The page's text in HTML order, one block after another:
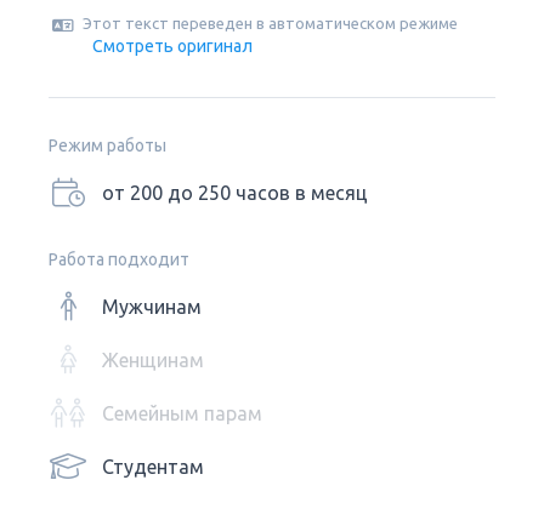
Этот текст переведен в автоматическом режиме
Смотреть оригинал
Режим работы
от 200 до 250 часов в месяц
Работа подходит
Мужчинам
Женщинам
Семейным парам
Студентам